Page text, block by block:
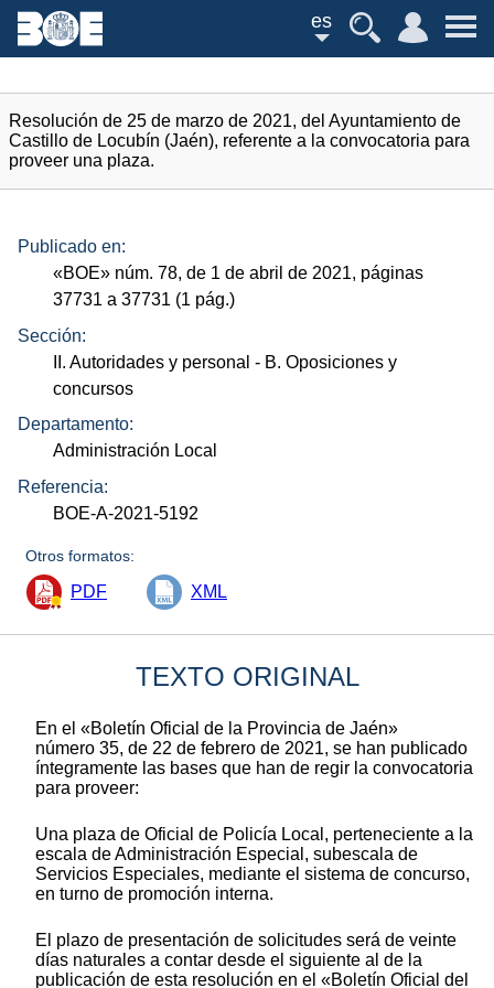
es
Resolución de 25 de marzo de 2021, del Ayuntamiento de
Castillo de Locubín (Jaén), referente a la convocatoria para
proveer una plaza.
Publicado en:
«BOE» núm. 78, de 1 de abril de 2021, páginas
37731 a 37731 (1 pág.)
Sección:
II. Autoridades y personal - B. Oposiciones y
concursos
Departamento:
Administración Local
Referencia:
BOE-A-2021-5192
Otros formatos:
PDF XML
TEXTO ORIGINAL
En el «Boletín Oficial de la Provincia de Jaén»
número 35, de 22 de febrero de 2021, se han publicado
íntegramente las bases que han de regir la convocatoria
para proveer:
Una plaza de Oficial de Policía Local, perteneciente a la
escala de Administración Especial, subescala de
Servicios Especiales, mediante el sistema de concurso,
en turno de promoción interna.
El plazo de presentación de solicitudes será de veinte
días naturales a contar desde el siguiente al de la
publicación de esta resolución en el «Boletín Oficial del